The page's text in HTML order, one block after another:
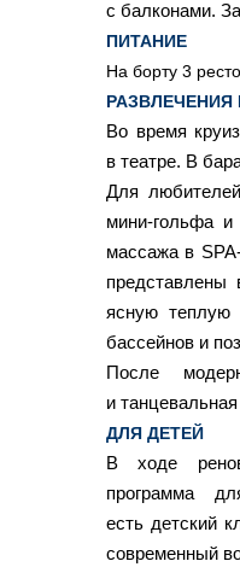
с балконами.
ПИТАНИЕ
На борту 3
РАЗВЛЕЧЕНИЯ
Во время
в театре. В
Для
мини-гольфа и
массажа в
ясную теплую
бассейнов и
После
и
ДЛЯ ДЕТЕЙ
В ходе
программа
есть детский
современный